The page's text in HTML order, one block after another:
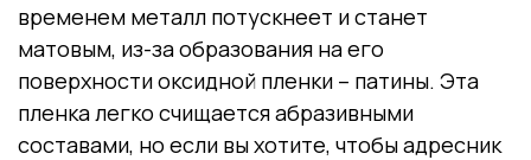
временем металл потускнеет и станет
матовым, из-за образования на его
поверхности оксидной пленки – патины. Эта
пленка легко счищается абразивными
составами, но если вы хотите, чтобы адресник